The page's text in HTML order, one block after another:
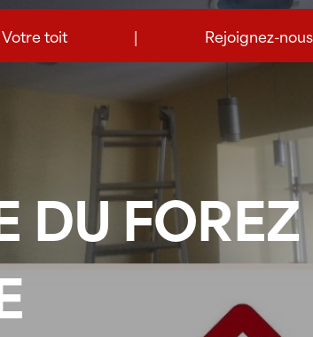
Votre toit | Rejoignez-nous
DU